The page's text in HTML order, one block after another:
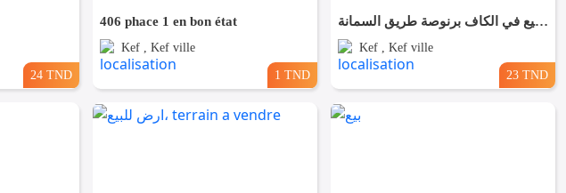
24 TND
406 phace 1 en bon état
Kef , Kef ville
1 TND
ستوديو للبيع في الكاف برنوصة طريق السمانة
Kef , Kef ville
23 TND